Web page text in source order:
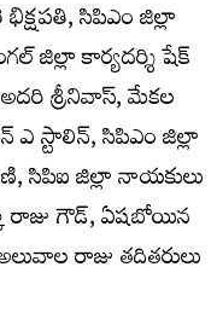
సిపిఎం జిల్లా
జిల్లా కార్యదర్శి షేక్
శ్రీనివాస్, మేకల
ఎ స్టాలిన్, సిపిఎం జిల్లా
సిపిఐ జిల్లా నాయకులు
రాజు గౌడ్, ఏషబోయిన
రాజు తదితరులు